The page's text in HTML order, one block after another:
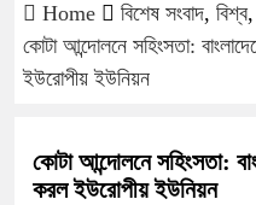
Home বিশেষ সংবাদ, বিশ্ব,
কোটা আন্দোলনে সহিংসতা:
ইউরোপীয় ইউনিয়ন
কোটা আন্দোলনে সহিংসতা:
করল ইউরোপীয় ইউনিয়ন